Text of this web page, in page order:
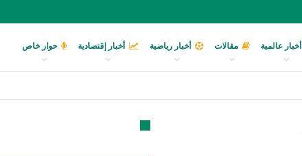
أخبار عالمية مقالات أخبار رياضية أخبار إقتصادية حوار خاص